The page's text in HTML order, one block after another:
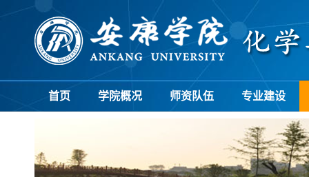
首页 学院概况 师资队伍 专业建设